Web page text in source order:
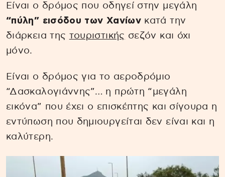
Είναι ο δρόμος που οδηγεί στην μεγάλη
“πύλη” εισόδου των Χανίων κατά την
διάρκεια της τουριστικής σεζόν και όχι
μόνο.
Είναι ο δρόμος για το αεροδρόμιο
“Δασκαλογιάννης”… η πρώτη “μεγάλη
εικόνα” που έχει ο επισκέπτης και σίγουρα η
εντύπωση που δημιουργείται δεν είναι και η
καλύτερη.